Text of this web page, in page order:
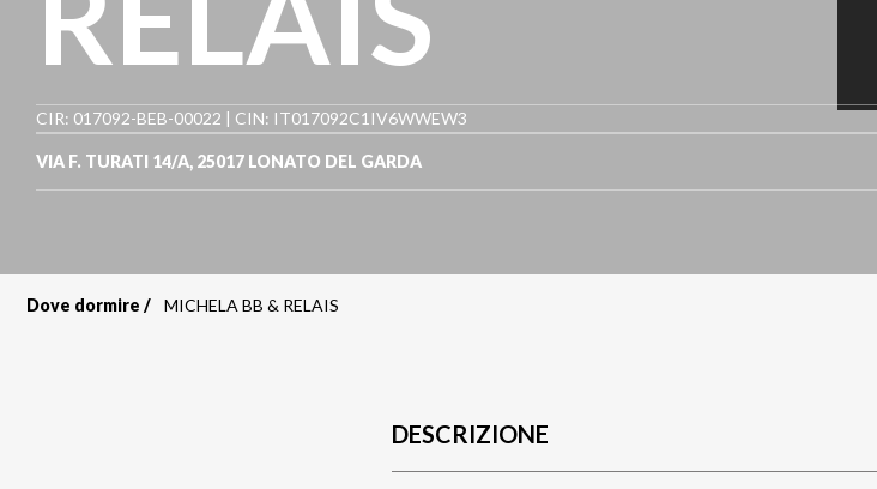
CIR: 017092-BEB-00022 | CIN: IT017092C1IV6WWEW3
VIA F. TURATI 14/A, 25017 LONATO DEL GARDA
Dove dormire MICHELA BB & RELAIS
DESCRIZIONE